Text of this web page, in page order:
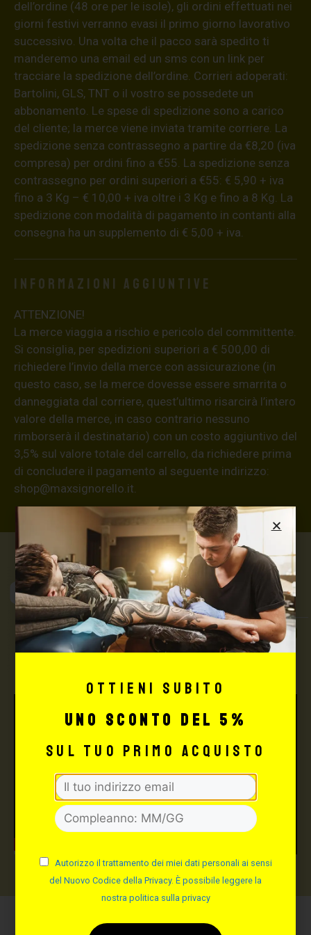
dell’ordine (48 ore per le isole), gli ordini effettuati nei
giorni festivi verranno evasi il primo giorno lavorativo
successivo. Una volta che il pacco sarà spedito ti
manderemo una email ed un sms con un link per
tracciare la spedizione dell’ordine. Corrieri adoperati:
Bartolini, GLS, TNT o il vostro se possedete un
abbonamento. Le spese di spedizione sono a carico
del cliente; la merce viene inviata tramite corriere. La
spedizione senza contrassegno a partire da €8,20 (iva
compresa) per ordini fino a €55. La spedizione senza
contrassegno per ordini superiori a €55: € 5,90 + iva
fino a 3 Kg – € 10,00 + iva oltre i 3 Kg e fino a 8 Kg. La
spedizione con modalità di pagamento in contanti alla
consegna ha un supplemento di € 5,00 + iva.
Informazioni aggiuntive
ATTENZIONE!
La merce viaggia a rischio e pericolo del committente.
Si consiglia, per spedizioni superiori a € 500,00 di
richiedere l’invio della merce con assicurazione (in
questo caso, se la merce dovesse essere smarrita o
danneggiata dal corriere, quest’ultimo risarcirà l’intero
valore della merce, in caso contrario nessuno
rimborserà il destinatario) con un costo aggiuntivo del
3,5% sul valore totale del carrello, da richiedere prima
di concludere il pagamento al seguente indirizzo:
shop@maxsignorello.it
Max Signorello
Tattoo Supply
TUTTO PER IL TUO
TATTOO STUDIO
Ottieni subito
uno sconto del 5%
sul tuo primo acquisto
Autorizzo il trattamento dei miei dati personali ai sensi
del Nuovo Codice della Privacy. È possibile leggere la
nostra politica sulla privacy